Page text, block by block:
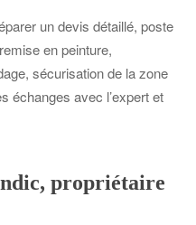
un devis détaillé, poste
en peinture,
sécurisation de la zone
échanges avec l’expert et
propriétaire